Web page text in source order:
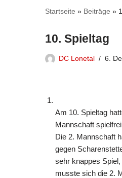
Startseite » Beiträge »
10. Spieltag
DC Lonetal 6.
Am 10. Spieltag
Mannschaft
Die 2. Mannschaft
gegen
sehr knappes
musste sich die 2.